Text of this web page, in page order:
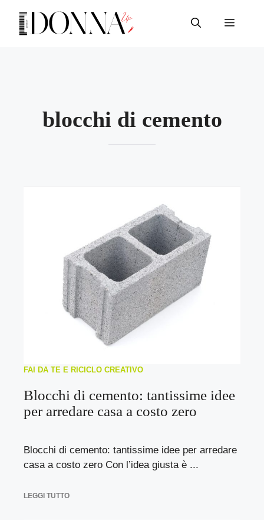
contenuto
Menu
blocchi di cemento
FAI DA TE E RICICLO CREATIVO
Blocchi di cemento: tantissime idee
per arredare casa a costo zero
Blocchi di cemento: tantissime idee per arredare
casa a costo zero Con l’idea giusta è ...
LEGGI TUTTO